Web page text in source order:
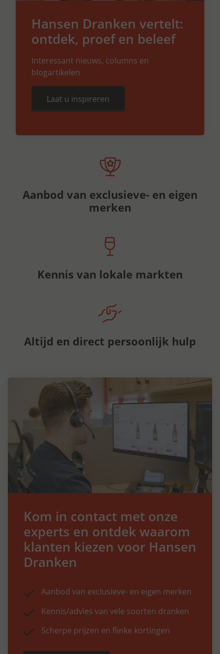
Hansen Dranken vertelt:
ontdek, proef en beleef
Interessant nieuws, columns en
blogartikelen
Laat u inspireren
Aanbod van exclusieve- en eigen
merken
Kennis van lokale markten
Altijd en direct persoonlijk hulp
Kom in contact met onze
experts en ontdek waarom
klanten kiezen voor Hansen
Dranken
Aanbod van exclusieve- en eigen merken
Kennis/advies van vele soorten dranken
Scherpe prijzen en flinke kortingen